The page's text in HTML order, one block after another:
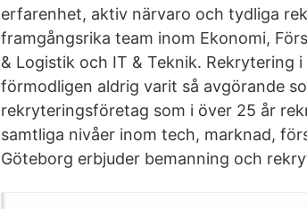
erfarenhet, aktiv närvaro och tydliga
framgångsrika team inom Ekonomi,
& Logistik och IT & Teknik.
förmodligen aldrig varit så avgörande
rekryteringsföretag som i över 25 år
samtliga nivåer inom tech, marknad,
Göteborg erbjuder bemanning och